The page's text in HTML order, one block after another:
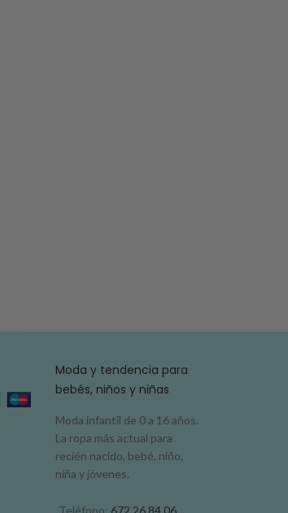
Moda y tendencia para
bebés, niños y niñas
Moda infantil de 0 a 16 años.
La ropa más actual para
recién nacido, bebé, niño,
niña y jóvenes.
Teléfono: 672 26 84 06